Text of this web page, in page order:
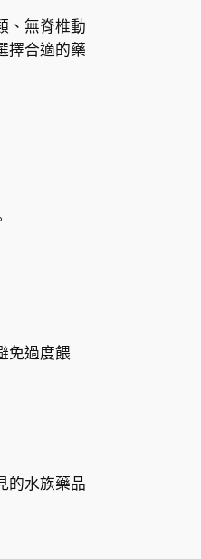
、無脊椎動
擇合適的藥
免過度餵
的水族藥品